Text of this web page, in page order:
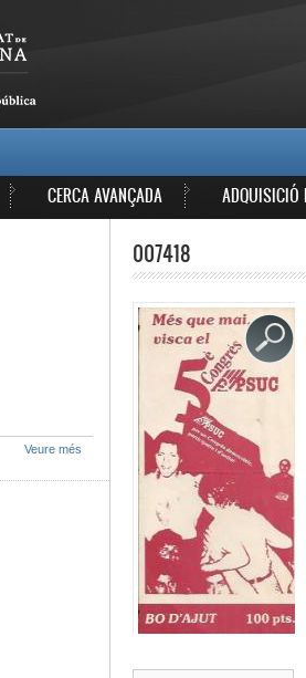
CERCA AVANÇADA ADQUISICIÓ
007418
Veure més